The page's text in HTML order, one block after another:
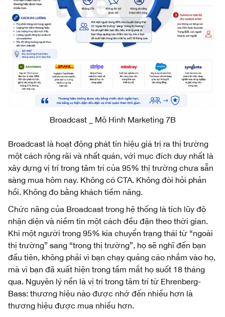
Broadcast _ Mô Hình Marketing 7B
Broadcast là hoạt động phát tín hiệu giá trị ra thị trường
một cách rộng rãi và nhất quán, với mục đích duy nhất là
xây dựng vị trí trong tâm trí của 95% thị trường chưa sẵn
sàng mua hôm nay. Không có CTA. Không đòi hỏi phản
hồi. Không đo bằng khách tiềm năng.
Chức năng của Broadcast trong hệ thống là tích lũy độ
nhận diện và niềm tin một cách đều đặn theo thời gian.
Khi một người trong 95% kia chuyển trạng thái từ “ngoài
thị trường” sang “trong thị trường”, họ sẽ nghĩ đến bạn
đầu tiên, không phải vì bạn chạy quảng cáo nhắm vào họ,
mà vì bạn đã xuất hiện trong tầm mắt họ suốt 18 tháng
qua. Nguyên lý nền là vị trí trong tâm trí từ Ehrenberg-
Bass: thương hiệu nào được nhớ đến nhiều hơn là
thương hiệu được mua nhiều hơn.